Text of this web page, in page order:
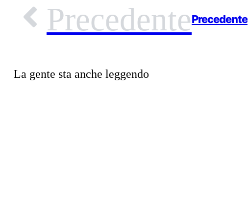
PrecedentePrecedente
La gente sta anche leggendo